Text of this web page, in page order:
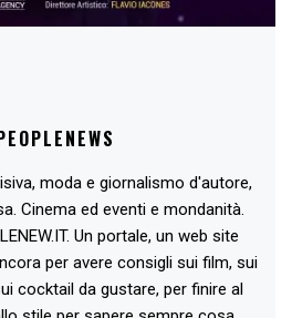
moda e giornalismo d'autore,
Cinema ed eventi e mondanità.
Un portale, un web site
per avere consigli sui film, sui
cocktail da gustare, per finire al